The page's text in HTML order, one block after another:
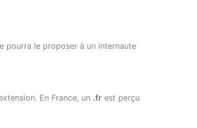
pourra le proposer à un internaute
En France, un .fr est perçu